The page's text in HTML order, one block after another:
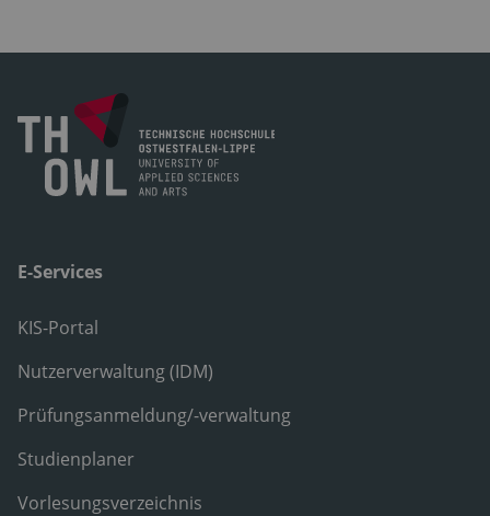
E-Services
KIS-Portal
Nutzerverwaltung (IDM)
Prüfungsanmeldung/-verwaltung
Studienplaner
Vorlesungsverzeichnis